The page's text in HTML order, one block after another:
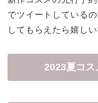
でツイートしている
してもらえたら嬉し
2023夏コス